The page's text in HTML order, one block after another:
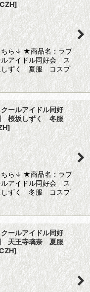
]
ちら↓ ★商品名：ラブ
ルアイドル同好会 ス
ずく 夏服 コスプ
ールアイドル同好
桜坂しずく 冬服
]
ちら↓ ★商品名：ラブ
ルアイドル同好会 ス
ずく 冬服 コスプ
ールアイドル同好
天王寺璃奈 夏服
]